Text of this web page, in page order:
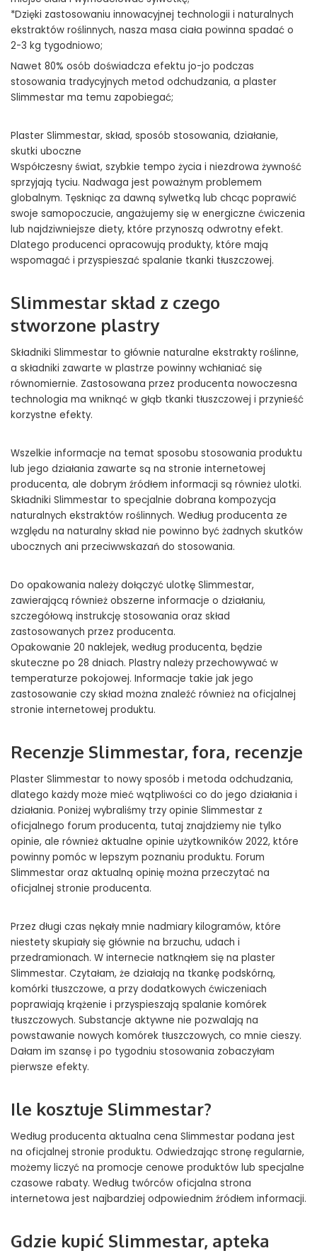
*Dzięki zastosowaniu innowacyjnej technologii i naturalnych
ekstraktów roślinnych, nasza masa ciała powinna spadać o
2-3 kg tygodniowo;
Nawet 80% osób doświadcza efektu jo-jo podczas
stosowania tradycyjnych metod odchudzania, a plaster
Slimmestar ma temu zapobiegać;
Plaster Slimmestar, skład, sposób stosowania, działanie,
skutki uboczne
Współczesny świat, szybkie tempo życia i niezdrowa żywność
sprzyjają tyciu. Nadwaga jest poważnym problemem
globalnym. Tęskniąc za dawną sylwetką lub chcąc poprawić
swoje samopoczucie, angażujemy się w energiczne ćwiczenia
lub najdziwniejsze diety, które przynoszą odwrotny efekt.
Dlatego producenci opracowują produkty, które mają
wspomagać i przyspieszać spalanie tkanki tłuszczowej.
Slimmestar skład z czego
stworzone plastry
Składniki Slimmestar to głównie naturalne ekstrakty roślinne,
a składniki zawarte w plastrze powinny wchłaniać się
równomiernie. Zastosowana przez producenta nowoczesna
technologia ma wniknąć w głąb tkanki tłuszczowej i przynieść
korzystne efekty.
Wszelkie informacje na temat sposobu stosowania produktu
lub jego działania zawarte są na stronie internetowej
producenta, ale dobrym źródłem informacji są również ulotki.
Składniki Slimmestar to specjalnie dobrana kompozycja
naturalnych ekstraktów roślinnych. Według producenta ze
względu na naturalny skład nie powinno być żadnych skutków
ubocznych ani przeciwwskazań do stosowania.
Do opakowania należy dołączyć ulotkę Slimmestar,
zawierającą również obszerne informacje o działaniu,
szczegółową instrukcję stosowania oraz skład
zastosowanych przez producenta.
Opakowanie 20 naklejek, według producenta, będzie
skuteczne po 28 dniach. Plastry należy przechowywać w
temperaturze pokojowej. Informacje takie jak jego
zastosowanie czy skład można znaleźć również na oficjalnej
stronie internetowej produktu.
Recenzje Slimmestar, fora, recenzje
Plaster Slimmestar to nowy sposób i metoda odchudzania,
dlatego każdy może mieć wątpliwości co do jego działania i
działania. Poniżej wybraliśmy trzy opinie Slimmestar z
oficjalnego forum producenta, tutaj znajdziemy nie tylko
opinie, ale również aktualne opinie użytkowników 2022, które
powinny pomóc w lepszym poznaniu produktu. Forum
Slimmestar oraz aktualną opinię można przeczytać na
oficjalnej stronie producenta.
Przez długi czas nękały mnie nadmiary kilogramów, które
niestety skupiały się głównie na brzuchu, udach i
przedramionach. W internecie natknąłem się na plaster
Slimmestar. Czytałam, że działają na tkankę podskórną,
komórki tłuszczowe, a przy dodatkowych ćwiczeniach
poprawiają krążenie i przyspieszają spalanie komórek
tłuszczowych. Substancje aktywne nie pozwalają na
powstawanie nowych komórek tłuszczowych, co mnie cieszy.
Dałam im szansę i po tygodniu stosowania zobaczyłam
pierwsze efekty.
Ile kosztuje Slimmestar?
Według producenta aktualna cena Slimmestar podana jest
na oficjalnej stronie produktu. Odwiedzając stronę regularnie,
możemy liczyć na promocje cenowe produktów lub specjalne
czasowe rabaty. Według twórców oficjalna strona
internetowa jest najbardziej odpowiednim źródłem informacji.
Gdzie kupić Slimmestar, apteka